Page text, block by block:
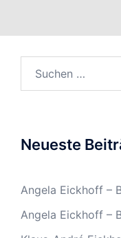
nach:
Neueste
Angela Eickhoff –
Angela Eickhoff –